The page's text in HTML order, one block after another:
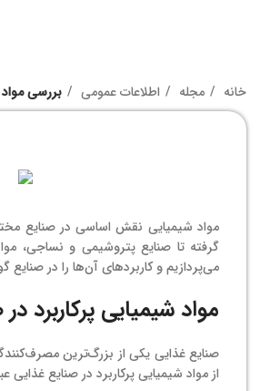
خانه مجله اطلاعات عمومی بررسی
مواد شیمیایی نقش اساسی در صنایع
گرفته تا صنایع پتروشیمی و نساجی،
می‌پردازیم و کاربردهای آن‌ها را در صنایع
مواد شیمیایی پرکاربرد
صنایع غذایی یکی از بزرگ‌ترین
از مواد شیمیایی پرکاربرد در صنایع غذایی